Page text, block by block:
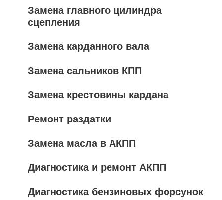
Замена главного цилиндра
сцепления
Замена карданного вала
Замена сальников КПП
Замена крестовины кардана
Ремонт раздатки
Замена масла в АКПП
Диагностика и ремонт АКПП
Диагностика бензиновых форсунок